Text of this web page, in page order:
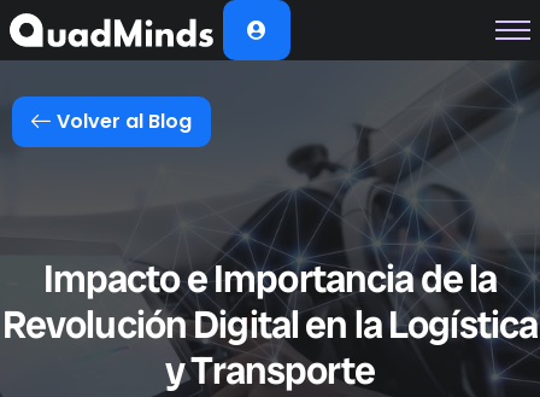
Soluciones
Módulos
Casos de Éxito
Volver al Blog
Impacto e Importancia de la
Revolución Digital en la Logística
y Transporte